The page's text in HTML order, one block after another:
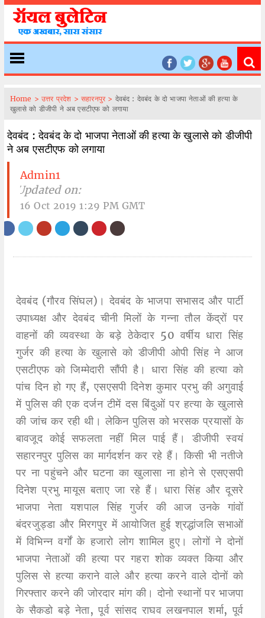
Home > उत्तर प्रदेश > सहारनपुर > देवबंद : देवबंद के दो भाजपा नेताओं की हत्या के
खुलासे को डीजीपी ने अब एसटीएफ को लगाया
देवबंद : देवबंद के दो भाजपा नेताओं की हत्या के खुलासे को डीजीपी
ने अब एसटीएफ को लगाया
Admin1
| Updated on:
16 Oct 2019 1:29 PM GMT
देवबंद (गौरव सिंघल)। देवबंद के भाजपा सभासद और पार्टी
उपाध्यक्ष और देवबंद चीनी मिलों के गन्ना तौल केंद्रों पर
वाहनों की व्यवस्था के बड़े ठेकेदार 50 वर्षीय धारा सिंह
गुर्जर की हत्या के खुलासे को डीजीपी ओपी सिंह ने आज
एसटीएफ को जिम्मेदारी सौंपी है। धारा सिंह की हत्या को
पांच दिन हो गए हैं, एसएसपी दिनेश कुमार प्रभु की अगुवाई
में पुलिस की एक दर्जन टीमें दस बिंदुओं पर हत्या के खुलासे
की जांच कर रही थी। लेकिन पुलिस को भरसक प्रयासों के
बावजूद कोई सफलता नहीं मिल पाई हैं। डीजीपी स्वयं
सहारनपुर पुलिस का मार्गदर्शन कर रहे हैं। किसी भी नतीजे
पर ना पहुंचने और घटना का खुलासा ना होने से एसएसपी
दिनेश प्रभु मायूस बताए जा रहे हैं। धारा सिंह और दूसरे
भाजपा नेता यशपाल सिंह गुर्जर की आज उनके गांवों
बंदरजुड्डा और मिरगपुर में आयोजित हुई श्रद्धांजलि सभाओं
में विभिन्न वर्गों के हजारो लोग शामिल हुए। लोगों ने दोनों
भाजपा नेताओं की हत्या पर गहरा शोक व्यक्त किया और
पुलिस से हत्या कराने वाले और हत्या करने वाले दोनों को
गिरफ्तार करने की जोरदार मांग की। दोनो स्थानों पर भाजपा
के सैकडो बड़े नेता, पूर्व सांसद राघव लखनपाल शर्मा, पूर्व